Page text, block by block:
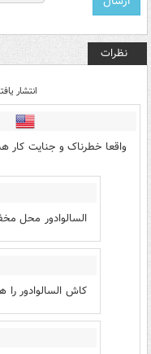
نظرات
انتشار
واقعا خطرناک و جنایت کار
السالوادور محل
کاش السالوادور